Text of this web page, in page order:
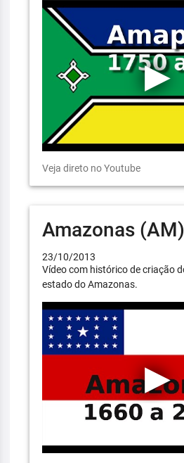
Veja direto no Youtube
Amazonas (AM)
23/10/2013
Vídeo com histórico de criação
estado do Amazonas.